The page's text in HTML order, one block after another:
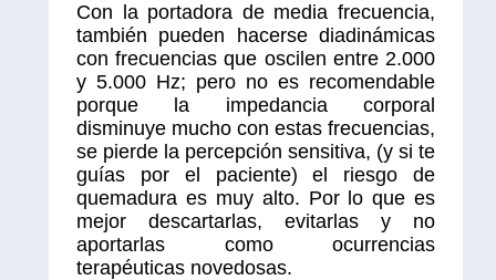
Con la portadora de media frecuencia,
también pueden hacerse diadinámicas
con frecuencias que oscilen entre 2.000
y 5.000 Hz; pero no es recomendable
porque la impedancia corporal
disminuye mucho con estas frecuencias,
se pierde la percepción sensitiva, (y si te
guías por el paciente) el riesgo de
quemadura es muy alto. Por lo que es
mejor descartarlas, evitarlas y no
aportarlas como ocurrencias
terapéuticas novedosas.